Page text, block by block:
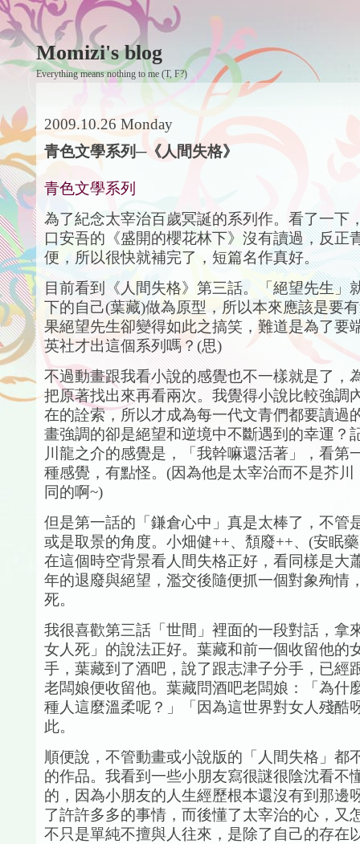
Momizi's blog
Everything means nothing to me (T, F?)
2009.10.26 Monday
青色文學系列─《人間失格》
青色文學系列
為了紀念太宰治百歲冥誕的系列作。看了一下
口安吾的《盛開的櫻花林下》沒有讀過，反正
便，所以很快就補完了，短篇名作真好。
目前看到《人間失格》第三話。「絕望先生」
下的自己(葉藏)做為原型，所以本來應該是要
果絕望先生卻變得如此之搞笑，難道是為了要
英社才出這個系列嗎？(思)
不過動畫跟我看小說的感覺也不一樣就是了，
把原著找出來再看兩次。我覺得小說比較強調
在的詮索，所以才成為每一代文青們都要讀過
畫強調的卻是絕望和逆境中不斷遇到的幸運？
川龍之介的感覺是，「我幹嘛還活著」，看第
種感覺，有點怪。(因為他是太宰治而不是芥川
同的啊~)
但是第一話的「鎌倉心中」真是太棒了，不管
或是取景的角度。小畑健++、頽廢++、(安眠
在這個時空背景看人間失格正好，看同樣是大
年的退廢與絕望，濫交後隨便抓一個對象殉情
死。
我很喜歡第三話「世間」裡面的一段對話，拿
女人死」的說法正好。葉藏和前一個收留他的
手，葉藏到了酒吧，說了跟志津子分手，已經
老闆娘便收留他。葉藏問酒吧老闆娘：「為什
種人這麼溫柔呢？」「因為這世界對女人殘酷
此。
順便說，不管動畫或小說版的「人間失格」都
的作品。我看到一些小朋友寫很謎很陰沈看不
的，因為小朋友的人生經歷根本還沒有到那邊
了許許多多的事情，而後懂了太宰治的心，又
不只是單純不擅與人往來，是除了自己的存在